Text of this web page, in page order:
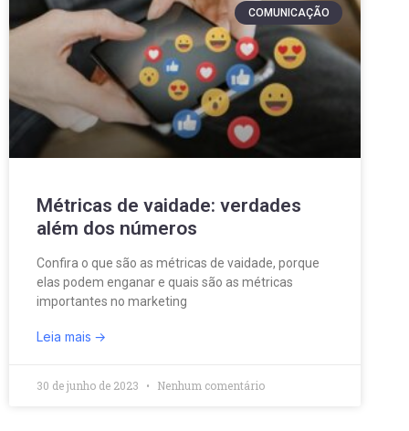
COMUNICAÇÃO
Métricas de vaidade: verdades
além dos números
Confira o que são as métricas de vaidade, porque
elas podem enganar e quais são as métricas
importantes no marketing
Leia mais
30 de junho de 2023 Nenhum comentário